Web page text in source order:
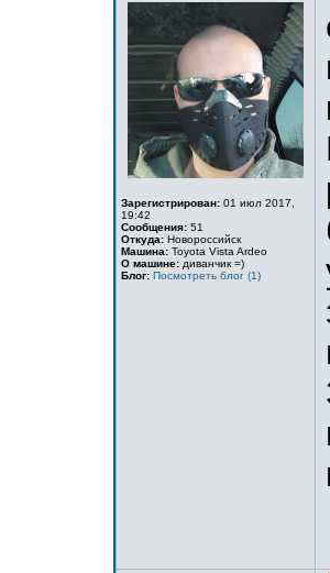
Зарегистрирован: 01 июл 2017,
19:42
Сообщения: 51
Откуда: Новороссийск
Машина: Toyota Vista Ardeo
О машине: диванчик =)
Блог: Посмотреть блог (1)